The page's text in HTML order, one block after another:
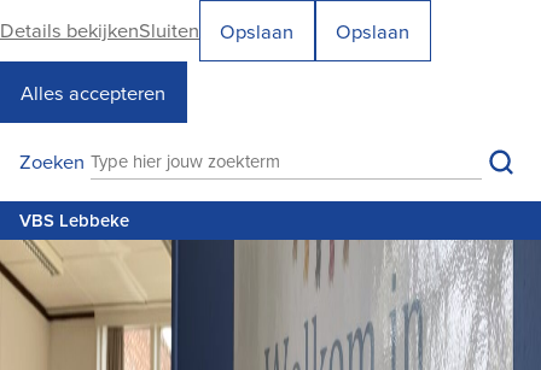
Details bekijkenSluiten Opslaan Opslaan
Alles accepteren
VBS Lebbeke
VBS Lebbeke
Zoeken